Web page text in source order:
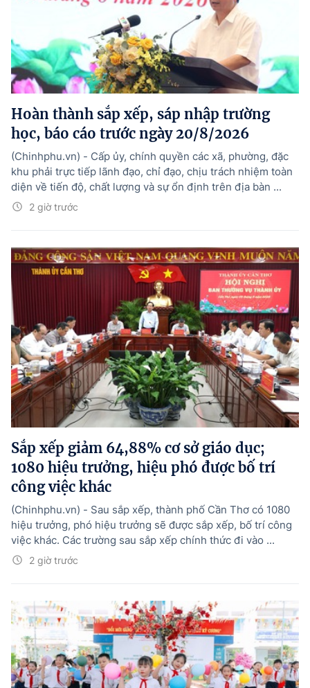
Hoàn thành sắp xếp, sáp nhập trường
học, báo cáo trước ngày 20/8/2026
2 giờ trước
(Chinhphu.vn) - Cấp ủy, chính quyền các xã, phường, đặc
khu phải trực tiếp lãnh đạo, chỉ đạo, chịu trách nhiệm toàn
diện về tiến độ, chất lượng và sự ổn định trên địa bàn ...
Sắp xếp giảm 64,88% cơ sở giáo dục;
1080 hiệu trưởng, hiệu phó được bố trí
công việc khác
2 giờ trước
(Chinhphu.vn) - Sau sắp xếp, thành phố Cần Thơ có 1080
hiệu trưởng, phó hiệu trưởng sẽ được sắp xếp, bố trí công
việc khác. Các trường sau sắp xếp chính thức đi vào ...